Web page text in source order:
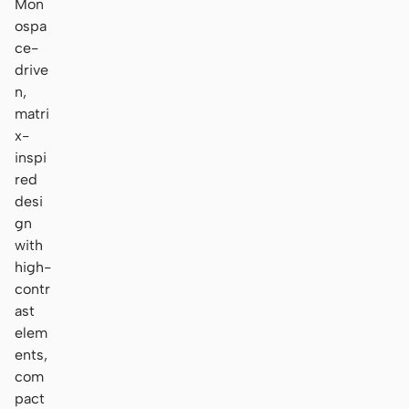
Mon
ospa
ce-
drive
n,
matri
x-
inspi
red
desi
gn
with
high-
contr
ast
elem
ents,
com
pact